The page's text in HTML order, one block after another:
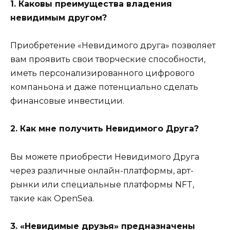
1. Каковы преимущества владения
невидимым другом?
Приобретение «Невидимого друга» позволяет
вам проявить свои творческие способности,
иметь персонализированного цифрового
компаньона и даже потенциально сделать
финансовые инвестиции.
2. Как мне получить Невидимого Друга?
Вы можете приобрести Невидимого Друга
через различные онлайн-платформы, арт-
рынки или специальные платформы NFT,
такие как OpenSea.
3. «Невидимые друзья» предназначены